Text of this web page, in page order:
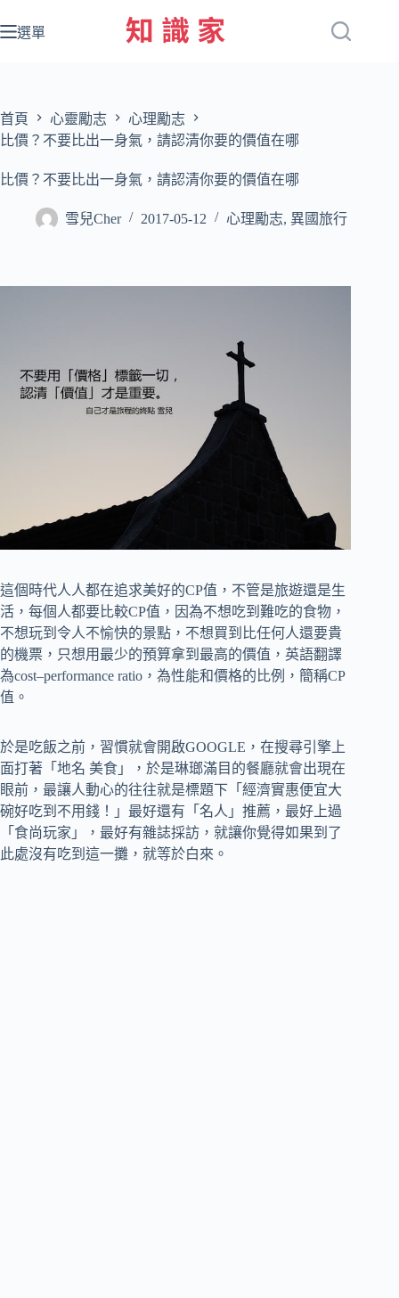
至
容
選單
首頁 心靈勵志
心理勵志
比價？不要比出一身氣，請認清你要的價值在哪
比價？不要比出一身氣，請認清你要的價值在哪
雪兒Cher 2017-05-12 心理勵志, 異國旅行
這個時代人人都在追求美好的CP值，不管是旅遊還是生
活，每個人都要比較CP值，因為不想吃到難吃的食物，
不想玩到令人不愉快的景點，不想買到比任何人還要貴
的機票，只想用最少的預算拿到最高的價值，英語翻譯
為cost–performance ratio，為性能和價格的比例，簡稱CP
值。
於是吃飯之前，習慣就會開啟GOOGLE，在搜尋引擎上
面打著「地名 美食」，於是琳瑯滿目的餐廳就會出現在
眼前，最讓人動心的往往就是標題下「經濟實惠便宜大
碗好吃到不用錢！」最好還有「名人」推薦，最好上過
「食尚玩家」，最好有雜誌採訪，就讓你覺得如果到了
此處沒有吃到這一攤，就等於白來。